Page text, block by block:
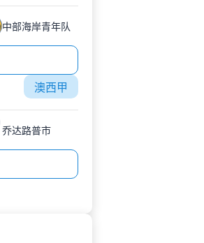
中部海岸青年队
澳西甲
乔达路普市